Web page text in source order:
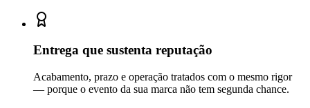
Entrega que sustenta reputação
Acabamento, prazo e operação tratados com o mesmo rigor
— porque o evento da sua marca não tem segunda chance.